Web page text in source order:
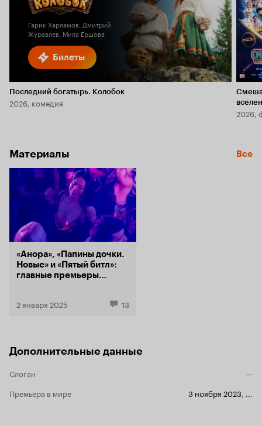
Билеты
Гарик Харламов, Дмитрий
Журавлев, Мила Ершова
Последний богатырь. Колобок
2026, комедия
2026,
Материалы Все
«Анора», «Папины дочки.
Новые» и «Пятый битл»:
главные премьеры
2 января 2025 13
Дополнительные данные
Слоган
—
Премьера в мире
3 ноября 2023